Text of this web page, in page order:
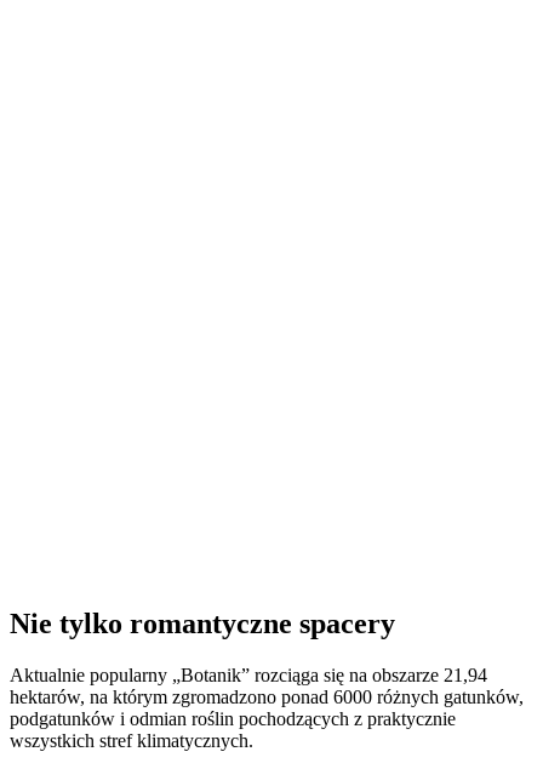
Nie tylko romantyczne spacery
Aktualnie popularny „Botanik” rozciąga się na obszarze 21,94
hektarów, na którym zgromadzono ponad 6000 różnych gatunków,
podgatunków i odmian roślin pochodzących z praktycznie
wszystkich stref klimatycznych.